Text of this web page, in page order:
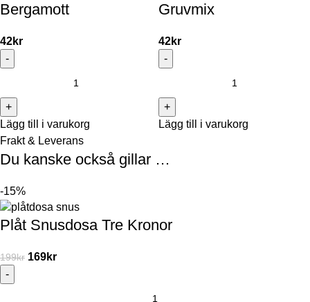
Bergamott
42kr
Lägg till i varukorg
Gruvmix
42kr
Lägg till i varukorg
Frakt & Leverans
Du kanske också gillar …
-15%
Plåt Snusdosa Tre Kronor
199kr 169kr